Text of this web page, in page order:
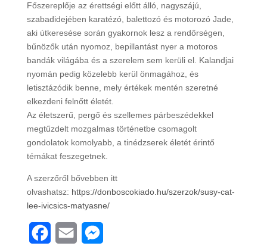
mennyiség
Főszereplője az érettségi előtt álló, nagyszájú,
szabadidejében karatézó, balettozó és motorozó Jade,
aki útkeresése során gyakornok lesz a rendőrségen,
bűnözők után nyomoz, bepillantást nyer a motoros
bandák világába és a szerelem sem kerüli el. Kalandjai
nyomán pedig közelebb kerül önmagához, és
letisztázódik benne, mely értékek mentén szeretné
elkezdeni felnőtt életét.
Az életszerű, pergő és szellemes párbeszédekkel
megtűzdelt mozgalmas történetbe csomagolt
gondolatok komolyabb, a tinédzserek életét érintő
témákat feszegetnek.
A szerzőről bővebben itt
olvashatsz: https://donboscokiado.hu/szerzok/susy-cat-
lee-ivicsics-matyasne/